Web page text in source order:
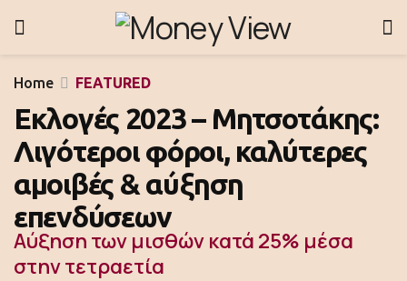
Home FEATURED
Εκλογές 2023 – Μητσοτάκης:
Λιγότεροι φόροι, καλύτερες
αμοιβές & αύξηση
επενδύσεων
Αύξηση των μισθών κατά 25% μέσα
στην τετραετία